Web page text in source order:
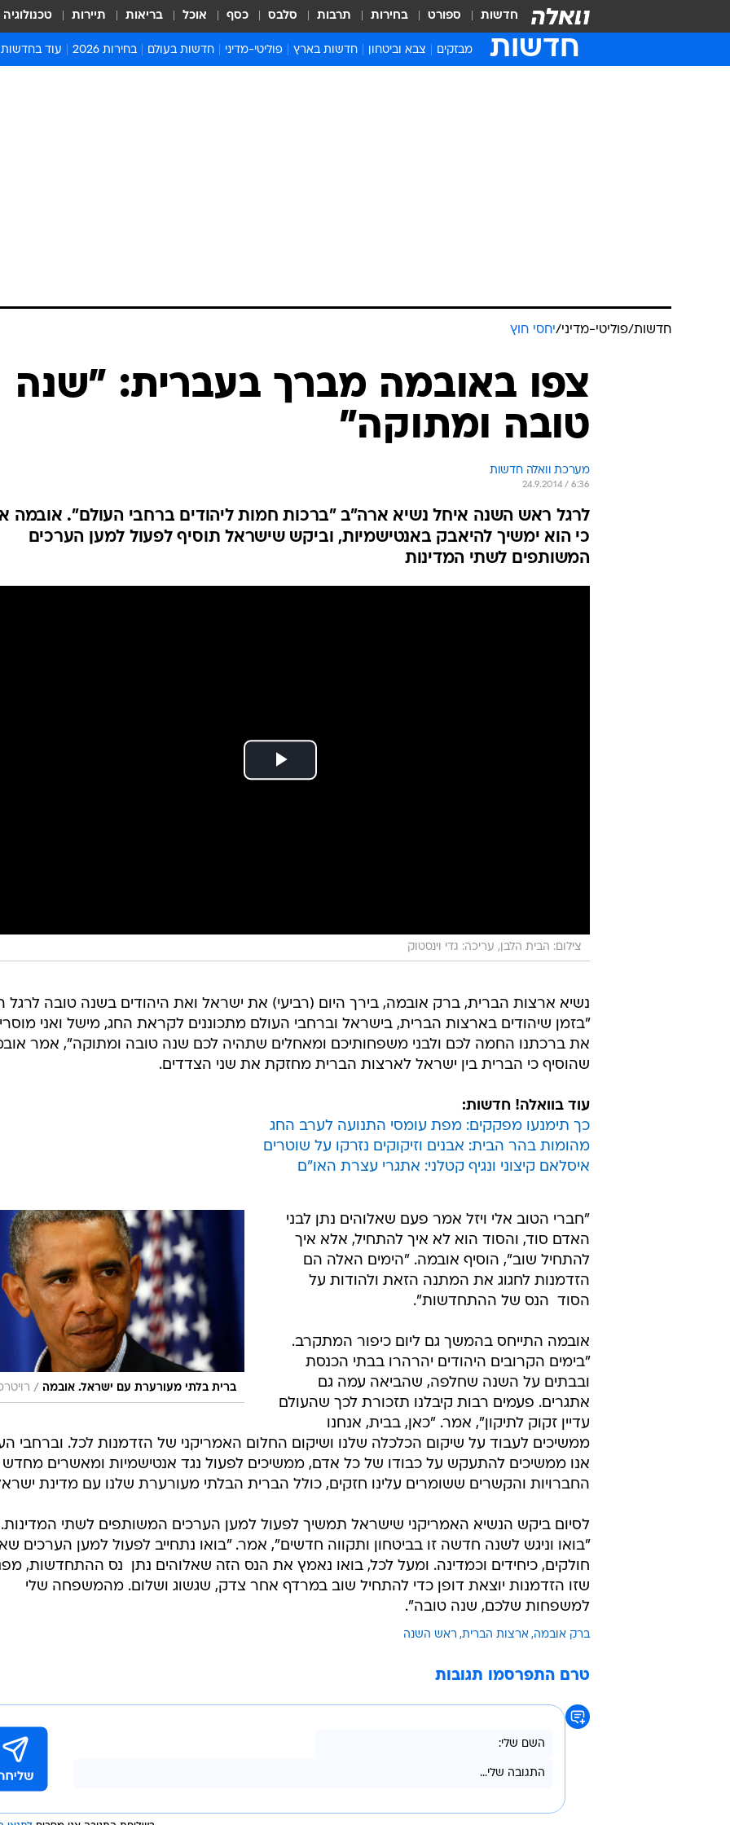
חדשות ספורט בחירות תרבות סלבס כסף אוכל בריאות תיירות טכנולוגיה
חדשות מבזקים צבא וביטחון חדשות בארץ פוליטי-מדיני חדשות בעולם בחירות 2026 עוד בחדשות
המייל האדום
חדשות/פוליטי-מדיני/יחסי חוץ
צפו באובמה מברך בעברית: "שנה
טובה ומתוקה"
מערכת וואלה חדשות
24.9.2014 / 6:36
לרגל ראש השנה איחל נשיא ארה"ב "ברכות חמות ליהודים ברחבי העולם". אובמה
כי הוא ימשיך להיאבק באנטישמיות, וביקש שישראל תוסיף לפעול למען הערכים
המשותפים לשתי המדינות
צילום: הבית הלבן, עריכה: גדי וינסטוק
נשיא ארצות הברית, ברק אובמה, בירך היום (רביעי) את ישראל ואת היהודים בשנה טובה לרגל
"בזמן שיהודים בארצות הברית, בישראל וברחבי העולם מתכוננים לקראת החג, מישל ואני
את ברכתנו החמה לכם ולבני משפחותיכם ומאחלים שתהיה לכם שנה טובה ומתוקה", אמר
שהוסיף כי הברית בין ישראל לארצות הברית מחזקת את שני הצדדים.
עוד בוואלה! חדשות:
כך תימנעו מפקקים: מפת עומסי התנועה לערב החג
מהומות בהר הבית: אבנים וזיקוקים נזרקו על שוטרים
איסלאם קיצוני ונגיף קטלני: אתגרי עצרת האו"ם
ברית בלתי מעורערת עם ישראל. אובמה /
"חברי הטוב אלי ויזל אמר פעם שאלוהים נתן לבני
האדם סוד, והסוד הוא לא איך להתחיל, אלא איך
להתחיל שוב", הוסיף אובמה. "הימים האלה הם
הזדמנות לחגוג את המתנה הזאת ולהודות על
הסוד  הנס של ההתחדשות".
אובמה התייחס בהמשך גם ליום כיפור המתקרב.
"בימים הקרובים היהודים יהרהרו בבתי הכנסת
ובבתים על השנה שחלפה, שהביאה עמה גם
אתגרים. פעמים רבות קיבלנו תזכורת לכך שהעולם
עדיין זקוק לתיקון", אמר. "כאן, בבית, אנחנו
ממשיכים לעבוד על שיקום הכלכלה שלנו ושיקום החלום האמריקני של הזדמנות לכל. וברחבי
אנו ממשיכים להתעקש על כבודו של כל אדם, ממשיכים לפעול נגד אנטישמיות ומאשרים
החברויות והקשרים ששומרים עלינו חזקים, כולל הברית הבלתי מעורערת שלנו עם מדינת
לסיום ביקש הנשיא האמריקני שישראל תמשיך לפעול למען הערכים המשותפים לשתי המדינות.
"בואו וניגש לשנה חדשה זו בביטחון ותקווה חדשים", אמר. "בואו נתחייב לפעול למען הערכים
חולקים, כיחידים וכמדינה. ומעל לכל, בואו נאמץ את הנס הזה שאלוהים נתן  נס ההתחדשות,
שזו הזדמנות יוצאת דופן כדי להתחיל שוב במרדף אחר צדק, שגשוג ושלום. מהמשפחה שלי
למשפחות שלכם, שנה טובה".
ברק אובמה ארצות הברית ראש השנה
טרם התפרסמו תגובות